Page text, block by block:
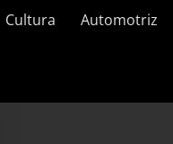
Cultura Automotriz